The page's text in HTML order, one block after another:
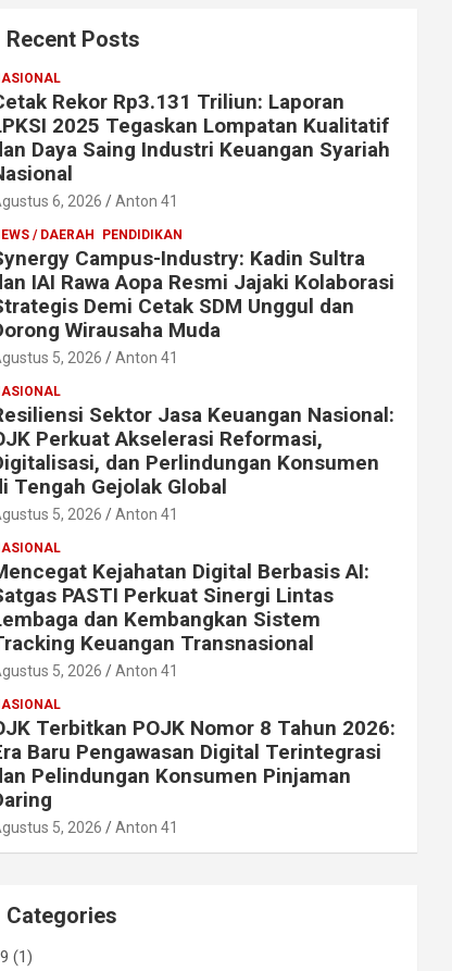
Recent Posts
Rekor Rp3.131 Triliun: Laporan
2025 Tegaskan Lompatan Kualitatif
Daya Saing Industri Keuangan Syariah
6, 2026 Anton 41
/ DAERAH PENDIDIKAN
Campus-Industry: Kadin Sultra
IAI Rawa Aopa Resmi Jajaki Kolaborasi
Demi Cetak SDM Unggul dan
Wirausaha Muda
5, 2026 Anton 41
Sektor Jasa Keuangan Nasional:
Perkuat Akselerasi Reformasi,
dan Perlindungan Konsumen
Tengah Gejolak Global
5, 2026 Anton 41
Kejahatan Digital Berbasis AI:
PASTI Perkuat Sinergi Lintas
dan Kembangkan Sistem
Keuangan Transnasional
5, 2026 Anton 41
Terbitkan POJK Nomor 8 Tahun 2026:
Baru Pengawasan Digital Terintegrasi
Pelindungan Konsumen Pinjaman
5, 2026 Anton 41
Categories
(1)